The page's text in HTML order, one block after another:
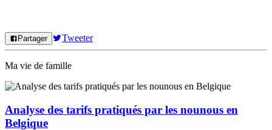
Partager Tweeter
Ma vie de famille
Analyse des tarifs pratiqués par les nounous en
Belgique